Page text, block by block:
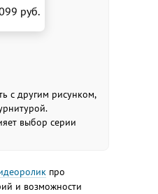
руб.
с другим рисунком,
выбор серии
про
и возможности